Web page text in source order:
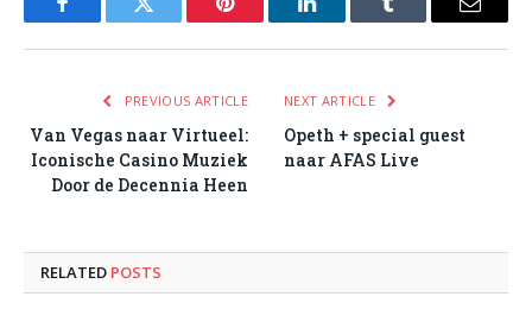
FacebookTwitter Pinterest LinkedInTumblr Email
PREVIOUS ARTICLE
Van Vegas naar Virtueel:
Iconische Casino Muziek
Door de Decennia Heen
NEXT ARTICLE
Opeth + special guest
naar AFAS Live
RELATED POSTS